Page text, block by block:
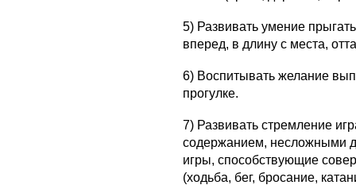
5) Развивать умение
вперед, в длину с места,
6) Воспитывать желание
прогулке.
7) Развивать стремление
содержанием, несложными
игры, способствующие
(ходьба, бег, бросание,